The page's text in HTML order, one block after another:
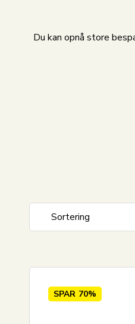
Du kan opnå store
Sortering
Nyeste
SPAR 70%